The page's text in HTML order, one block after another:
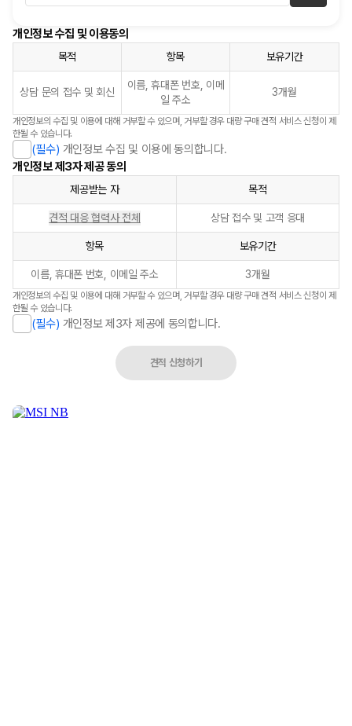
개인정보 수집 및 이용동의
목적 항목 보유기간
상담 문의 접수 및 회신
이름, 휴대폰 번호, 이메
일 주소
3개월
개인정보의 수집 및 이용에 대해 거부할 수 있으며, 거부할 경우 대량 구매 견적 서비스 신청이 제
한될 수 있습니다.
(필수) 개인정보 수집 및 이용에 동의합니다.
개인정보 제3자 제공 동의
제공받는 자 목적
견적 대응 협력사 전체 상담 접수 및 고객 응대
항목 보유기간
이름, 휴대폰 번호, 이메일 주소 3개월
개인정보의 수집 및 이용에 대해 거부할 수 있으며, 거부할 경우 대량 구매 견적 서비스 신청이 제
한될 수 있습니다.
(필수) 개인정보 제3자 제공에 동의합니다.
견적 신청하기